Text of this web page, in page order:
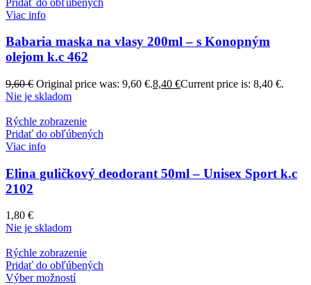
Viac info
Babaria maska na vlasy 200ml – s Konopným
olejom k.c 462
9,60€ Original price was: 9,60 €.8,40 €Current price is: 8,40 €.
Nie je skladom
Rýchle zobrazenie
Pridať do obľúbených
Viac info
Elina guličkový deodorant 50ml – Unisex Sport k.c
2102
1,80 €
Nie je skladom
Rýchle zobrazenie
Pridať do obľúbených
Výber možností